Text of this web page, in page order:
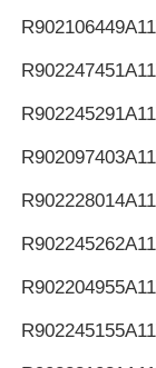
R902106449
R902247451
R902245291
R902097403
R902228014
R902245262
R902204955
R902245155